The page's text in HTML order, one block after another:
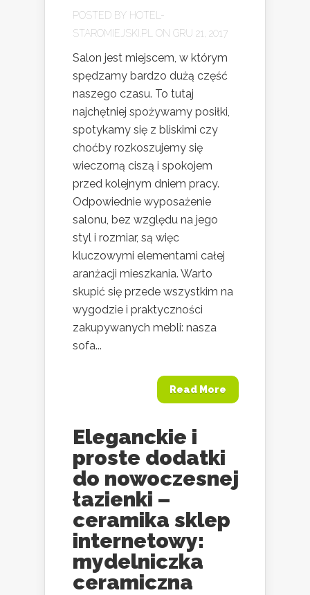
POSTED BY HOTEL-
STAROMIEJSKI.PL
ON GRU 21, 2017
Salon jest miejscem, w którym
spędzamy bardzo dużą część
naszego czasu. To tutaj
najchętniej spożywamy posiłki,
spotykamy się z bliskimi czy
choćby rozkoszujemy się
wieczorną ciszą i spokojem
przed kolejnym dniem pracy.
Odpowiednie wyposażenie
salonu, bez względu na jego
styl i rozmiar, są więc
kluczowymi elementami całej
aranżacji mieszkania. Warto
skupić się przede wszystkim na
wygodzie i praktyczności
zakupywanych mebli: nasza
sofa...
Read More
Eleganckie i
proste dodatki
do nowoczesnej
łazienki –
ceramika sklep
internetowy:
mydelniczka
ceramiczna